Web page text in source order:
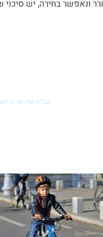
ונאפשר בחירה, יש סיכוי
הבלוג של רוני //